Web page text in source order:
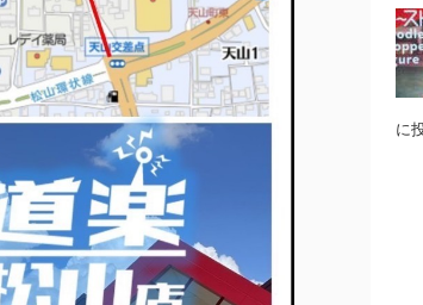
に